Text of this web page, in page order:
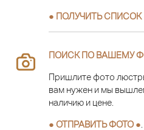
● ПОЛУЧИТЬ СПИСОК
ПОИСК ПО ВАШЕМУ
Пришлите фото
вам нужен и мы
наличию и цене.
● ОТПРАВИТЬ ФОТО ●